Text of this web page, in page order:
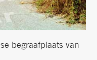
begraafplaats van